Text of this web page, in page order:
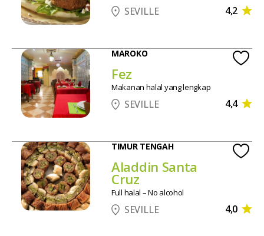
SEVILLE 4,2
MAROKO
Fez
Makanan halal yang lengkap
SEVILLE 4,4
TIMUR TENGAH
Aladdin Santa
Cruz
Full halal – No alcohol
SEVILLE 4,0